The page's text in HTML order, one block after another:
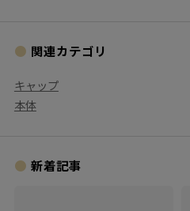
関連カテゴリ
キャップ
本体
新着記事